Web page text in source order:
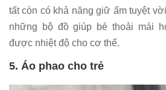
tất còn có khả năng giữ ấm tuyệt
những bộ đồ giúp bé thoải mái
được nhiệt độ cho cơ thể.
5. Áo phao cho trẻ